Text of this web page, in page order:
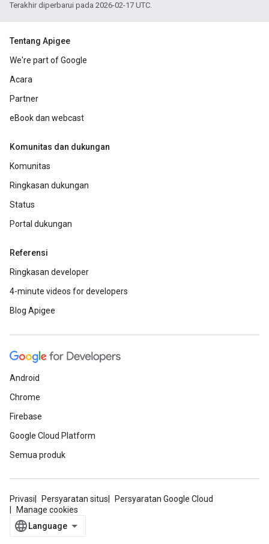
Terakhir diperbarui pada 2026-02-17 UTC.
Tentang Apigee
We're part of Google
Acara
Partner
eBook dan webcast
Komunitas dan dukungan
Komunitas
Ringkasan dukungan
Status
Portal dukungan
Referensi
Ringkasan developer
4-minute videos for developers
Blog Apigee
Android
Chrome
Firebase
Google Cloud Platform
Semua produk
Privasi Persyaratan situs
Persyaratan Google Cloud
Manage cookies